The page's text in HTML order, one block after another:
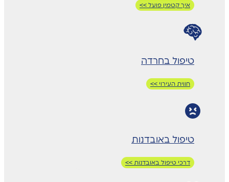
איך קטמין פועל >>
טיפול בחרדה
חווית העירוי >>
טיפול באובדנות
דרכי טיפול באובדנות >>